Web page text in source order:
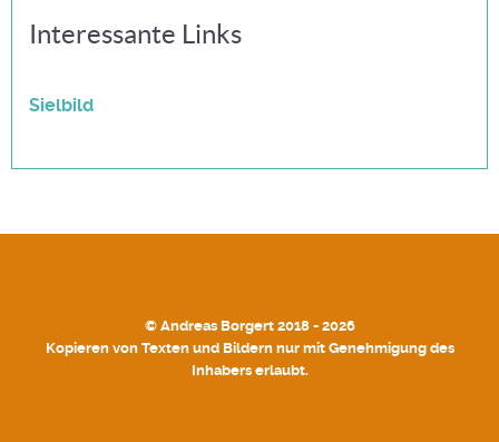
Interessante Links
Sielbild
© Andreas Borgert 2018 - 2026
Kopieren von Texten und Bildern nur mit Genehmigung des
Inhabers erlaubt.